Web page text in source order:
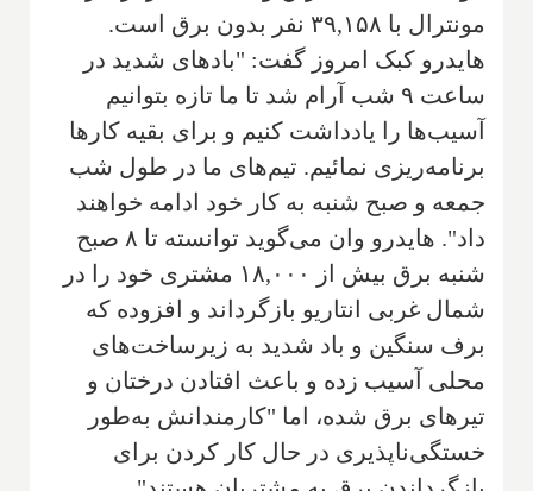
مونترال با ۳۹,۱۵۸ نفر بدون برق است.
هایدرو کبک امروز گفت: "بادهای شدید در
ساعت ۹ شب آرام شد تا ما تازه بتوانیم
آسیب‌ها را یادداشت کنیم و برای بقیه کارها
برنامه‌ریزی نمائیم. تیم‌های ما در طول شب
جمعه و صبح شنبه به کار خود ادامه خواهند
داد". هایدرو وان می‌گوید توانسته تا ۸ صبح
شنبه برق بیش از ۱۸,۰۰۰ مشتری خود را در
شمال غربی انتاریو بازگرداند و افزوده که
برف سنگین و باد شدید به زیرساخت‌های
محلی آسیب زده و باعث افتادن درختان و
تیرهای برق شده، اما "کارمندانش به‌طور
خستگی‌ناپذیری در حال کار کردن برای